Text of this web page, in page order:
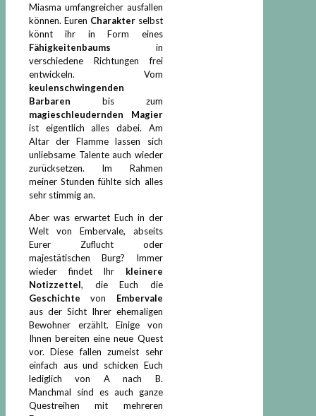
Miasma umfangreicher ausfallen
können. Euren Charakterselbst
könnt ihr in Form eines
Fähigkeitenbaums in
verschiedene Richtungen frei
entwickeln. Vom
keulenschwingenden
Barbaren bis zum
magieschleudernden Magier
ist eigentlich alles dabei. Am
Altar der Flamme lassen sich
unliebsame Talente auch wieder
zurücksetzen. Im Rahmen
meiner Stunden fühlte sich alles
sehr stimmig an.
Aber was erwartet Euch in der
Welt von Embervale, abseits
Eurer Zuflucht oder
majestätischen Burg? Immer
wieder findet Ihr kleinere
Notizzettel, die Euch die
Geschichtevon Embervale
aus der Sicht Ihrer ehemaligen
Bewohner erzählt. Einige von
Ihnen bereiten eine neue Quest
vor. Diese fallen zumeist sehr
einfach aus und schicken Euch
lediglich von A nach B.
Manchmal sind es auch ganze
Questreihen mit mehreren